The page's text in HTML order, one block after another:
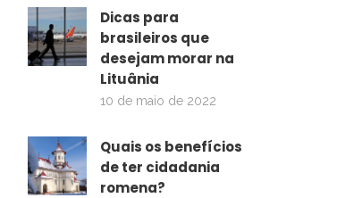
Dicas para
brasileiros que
desejam morar na
Lituânia
10 de maio de 2022
Quais os benefícios
de ter cidadania
romena?